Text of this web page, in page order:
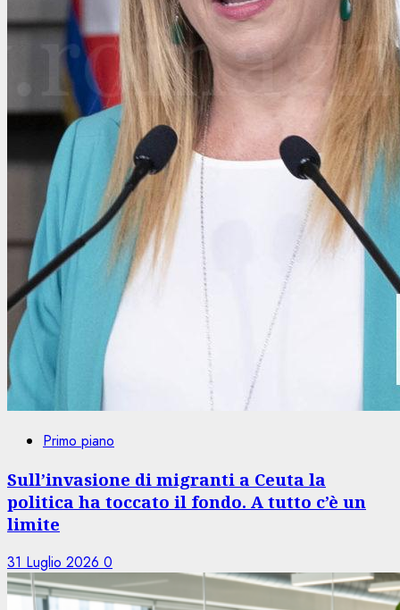
Primo piano
Sull’invasione di migranti a Ceuta la
politica ha toccato il fondo. A tutto c’è un
limite
31 Luglio 2026 0